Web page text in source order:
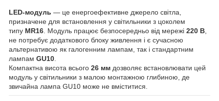
LED-модуль — це енергоефективне джерело світла,
призначене для встановлення у світильники з цоколем
типу MR16 . Модуль працює безпосередньо від мережі 220 В
не потребує додаткового блоку живлення і є сучасною
альтернативою як галогенним лампам, так і стандартним
лампам GU10
Компактна висота всього 26 мм дозволяє встановлювати цей
модуль у світильники з малою монтажною глибиною, де
звичайна лампа GU10 може не вміститися.